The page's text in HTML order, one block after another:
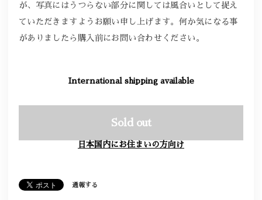
が、写真にはうつらない部分に関しては風合いとして捉え
ていただきますようお願い申し上げます。何か気になる事
がありましたら購入前にお問い合わせください。
International shipping available
Sold out
日本国内にお住まいの方向け
通報する